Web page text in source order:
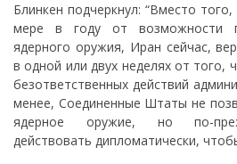
Блинкен подчеркнул: “Вместо
мере в году от возможности
ядерного оружия, Иран сейчас,
в одной или двух неделях от того,
безответственных действий
менее, Соединенные Штаты не
ядерное оружие, но по-
действовать дипломатически,